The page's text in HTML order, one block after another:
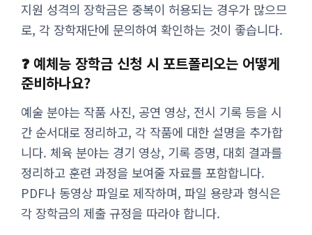
지원 성격의 장학금은 중복이 허용되는 경우가 많으므
로, 각 장학재단에 문의하여 확인하는 것이 좋습니다.
❓ 예체능 장학금 신청 시 포트폴리오는 어떻게
준비하나요?
예술 분야는 작품 사진, 공연 영상, 전시 기록 등을 시
간 순서대로 정리하고, 각 작품에 대한 설명을 추가합
니다. 체육 분야는 경기 영상, 기록 증명, 대회 결과를
정리하고 훈련 과정을 보여줄 자료를 포함합니다.
PDF나 동영상 파일로 제작하며, 파일 용량과 형식은
각 장학금의 제출 규정을 따라야 합니다.